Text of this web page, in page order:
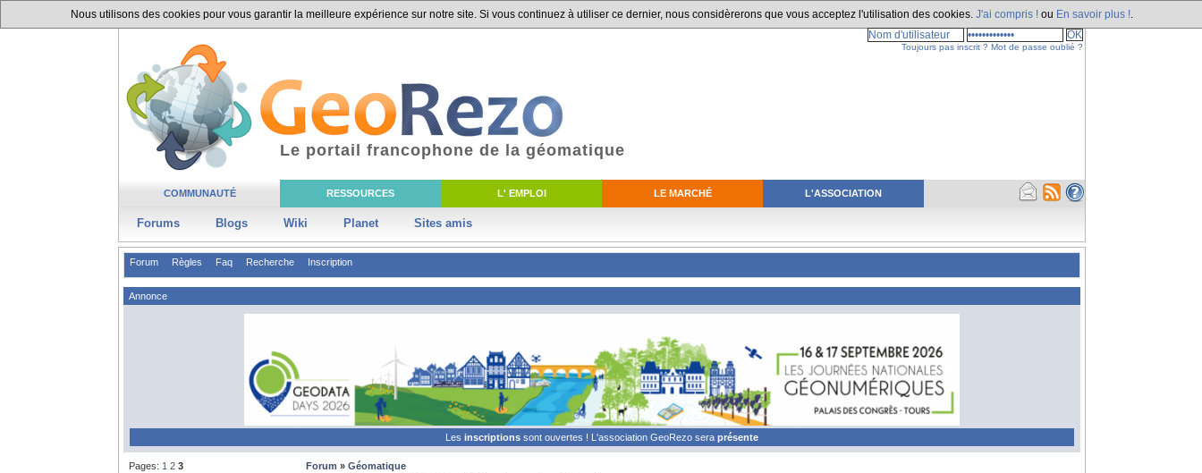
Nous utilisons des cookies pour vous garantir la meilleure expérience sur notre site. Si vous continuez à utiliser ce dernier, nous considèrerons que vous acceptez l'utilisation des cookies. J'ai compris ! ou En savoir plus !
COMMUNAUTÉ RESSOURCES L' EMPLOI LE MARCHÉ L'ASSOCIATION
Forums Blogs Wiki Planet Sites amis
Le portail francophone de la géomatique
Toujours pas inscrit ? Mot de passe oublié ?
Forum Règles Faq Recherche Inscription
Annonce
Les inscriptions sont ouvertes ! L'association GeoRezo sera présente
Pages: 1 2 3 Forum » Géomatique